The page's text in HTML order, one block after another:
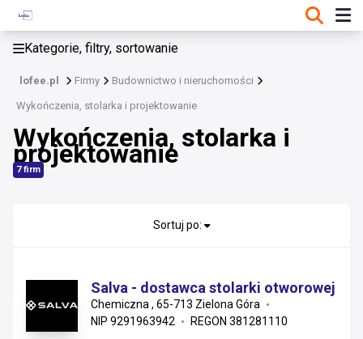
Kategorie, filtry, sortowanie
lofee.pl Firmy Budownictwo i nieruchomości
Wykończenia, stolarka i projektowanie
Wykończenia, stolarka i
projektowanie
7 firm
Budownictwo i nieruchomości
Materiały konstrukcyjne i instalacyjne
Usługi wykonawcze i remonty
Materiały wykończeniowe i sanitarne
Instalacje
Sortuj po:
Salva - dostawca stolarki otworowej
Chemiczna , 65-713 Zielona Góra
NIP 9291963942
REGON 381281110